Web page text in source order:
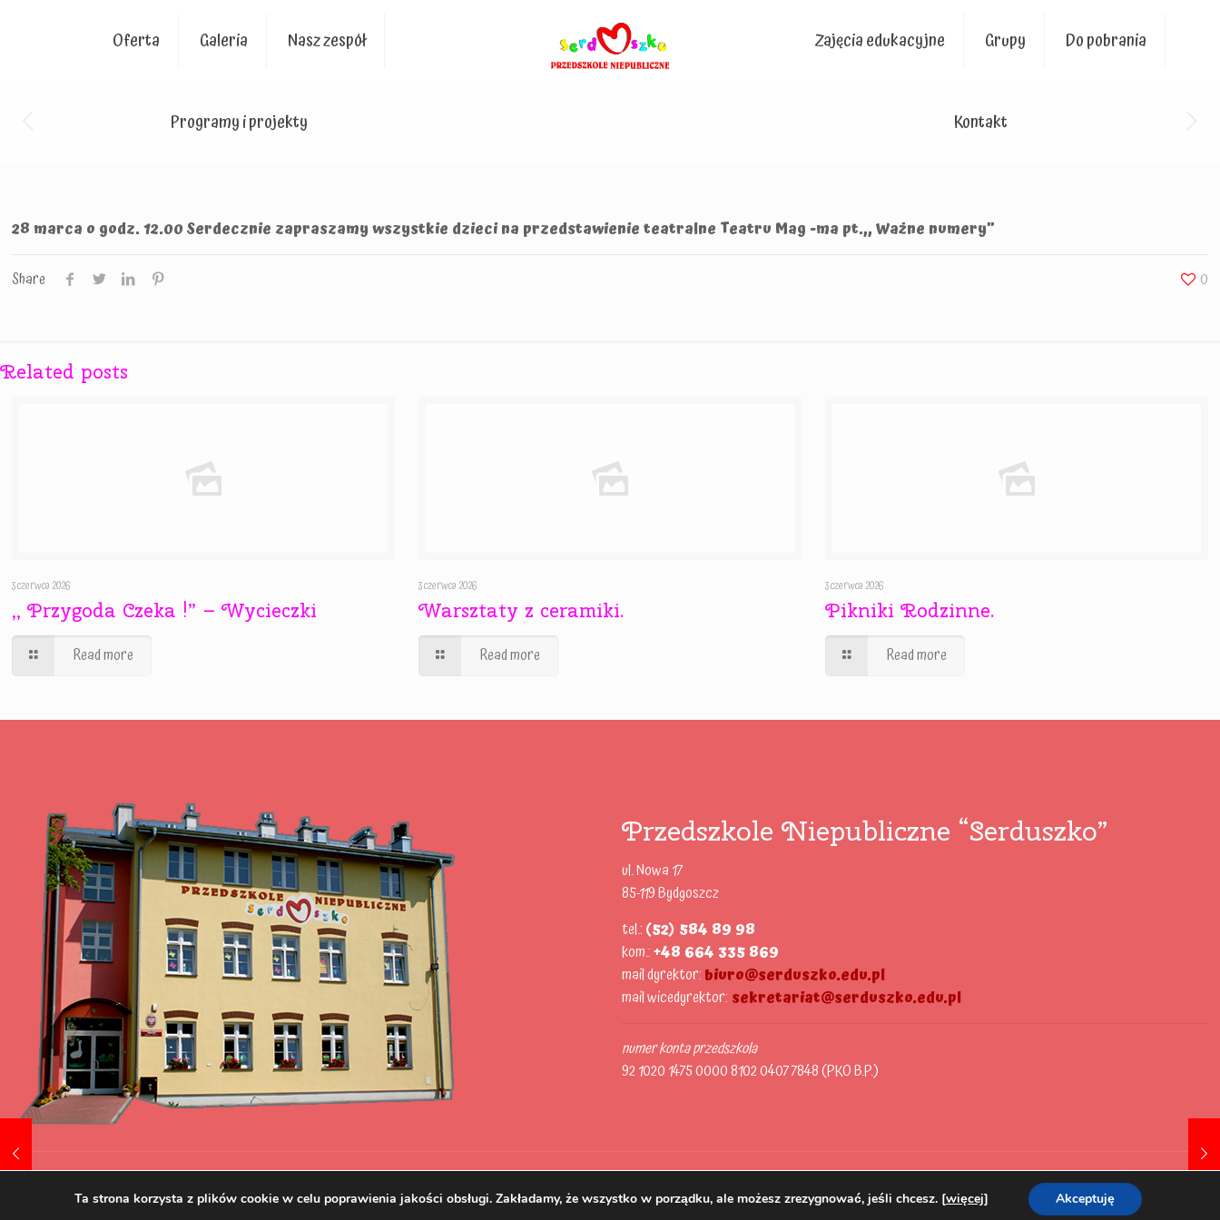
Oferta Galeria Nasz zespół
Programy i projekty
Zajęcia edukacyjne Grupy Do pobrania
Kontakt
28 marca o godz. 12.00 Serdecznie zapraszamy wszystkie dzieci na przedstawienie teatralne Teatru Mag -ma pt.,, Ważne numery”
Share 0
Related posts
3 czerwca 2026
,, Przygoda Czeka !” – Wycieczki
Read more
3 czerwca 2026
Warsztaty z ceramiki.
Read more
3 czerwca 2026
Pikniki Rodzinne.
Read more
Przedszkole Niepubliczne “Serduszko”
ul. Nowa 17
85-119 Bydgoszcz
tel.:(52) 584 89 98
kom.:+48 664 335 869
mail dyrektor:biuro@serduszko.edu.pl
mail wicedyrektor: sekretariat@serduszko.edu.pl
numer konta przedszkola
92 1020 1475 0000 8102 0407 7848 (PKO B.P.)
Tworzenie i pozycjonowanie stron www.skuteczni.net
Ta strona korzysta z plików cookie w celu poprawienia jakości obsługi. Zakładamy, że wszystko w porządku, ale możesz zrezygnować, jeśli chcesz. [więcej] Akceptuję